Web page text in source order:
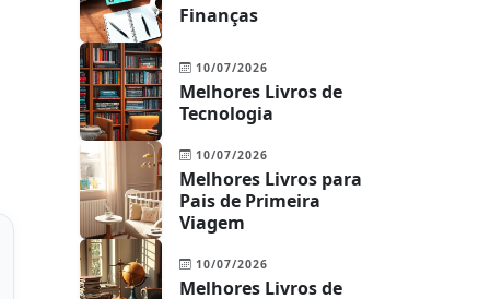
Finanças
10/07/2026
Melhores Livros de
Tecnologia
10/07/2026
Melhores Livros para
Pais de Primeira
Viagem
10/07/2026
Melhores Livros de